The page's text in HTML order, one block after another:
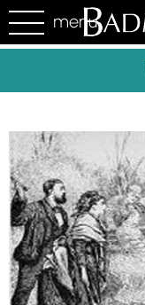
menu